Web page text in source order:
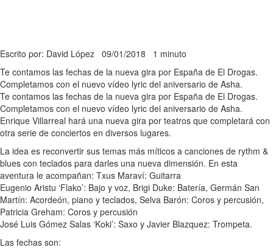
Escrito por: David López 09/01/2018 1 minuto
Te contamos las fechas de la nueva gira por España de El Drogas.
Completamos con el nuevo vídeo lyric del aniversario de Asha.
Te contamos las fechas de la nueva gira por España de El Drogas.
Completamos con el nuevo vídeo lyric del aniversario de Asha.
Enrique Villarreal hará una nueva gira por teatros que completará con
otra serie de conciertos en diversos lugares.
La idea es reconvertir sus temas más míticos a canciones de rythm &
blues con teclados para darles una nueva dimensión. En esta
aventura le acompañan: Txus Maraví: Guitarra
Eugenio Aristu ‘Flako’: Bajo y voz, Brigi Duke: Batería, Germán San
Martín: Acordeón, piano y teclados, Selva Barón: Coros y percusión,
Patricia Greham: Coros y percusión
José Luis Gómez Salas ‘Koki’: Saxo y Javier Blazquez: Trompeta.
Las fechas son: